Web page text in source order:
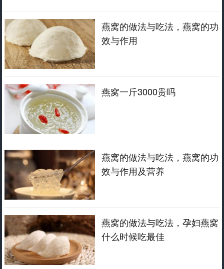
燕窝的做法与吃法，燕窝的功
效与作用
燕窝一斤3000贵吗
燕窝的做法与吃法，燕窝的功
效与作用及营养
燕窝的做法与吃法，孕妇燕窝
什么时候吃最佳